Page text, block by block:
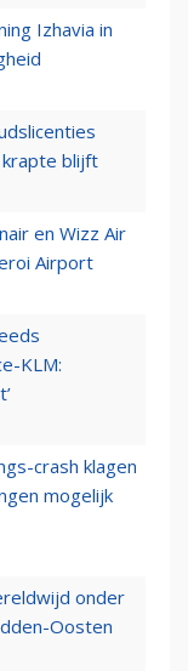
Izhavia in
blijft
en Wizz Air
Airport
KLM:
crash klagen
mogelijk
onder
Oosten